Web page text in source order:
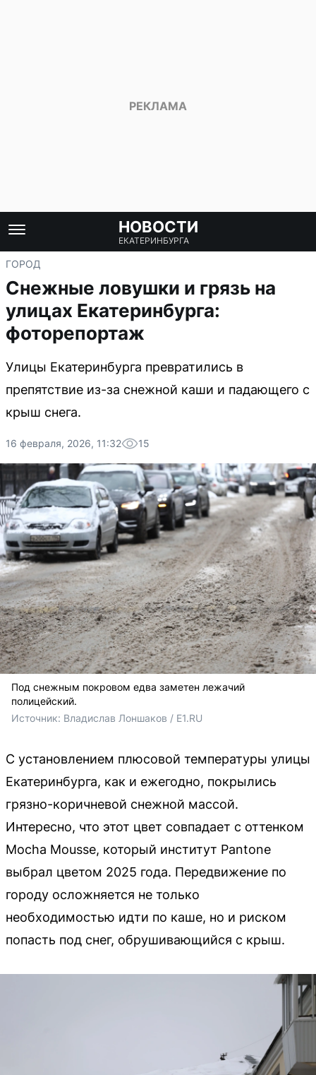
НОВОСТИ
ЕКАТЕРИНБУРГА
ГОРОД
Снежные ловушки и грязь на
улицах Екатеринбурга:
фоторепортаж
Улицы Екатеринбурга превратились в
препятствие из-за снежной каши и падающего с
крыш снега.
16 февраля, 2026, 11:32 15
Под снежным покровом едва заметен лежачий
полицейский.
Источник: Владислав Лоншаков / E1.RU
С установлением плюсовой температуры улицы
Екатеринбурга, как и ежегодно, покрылись
грязно-коричневой снежной массой.
Интересно, что этот цвет совпадает с оттенком
Mocha Mousse, который институт Pantone
выбрал цветом 2025 года. Передвижение по
городу осложняется не только
необходимостью идти по каше, но и риском
попасть под снег, обрушивающийся с крыш.